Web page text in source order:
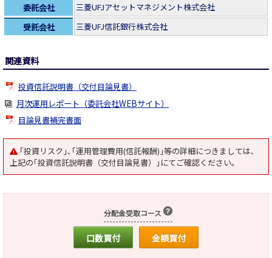
委託会社
三菱UFJアセットマネジメント株式会社
受託会社
三菱UFJ信託銀行株式会社
関連資料
投資信託説明書（交付目論見書）
月次運用レポート（委託会社WEBサイト）
目論見書補完書面
｢投資リスク｣､｢運用管理費用(信託報酬)｣等の詳細につきましては､
上記の｢投資信託説明書（交付目論見書）｣にてご確認ください｡
分配金受取コース
口数買付 金額買付